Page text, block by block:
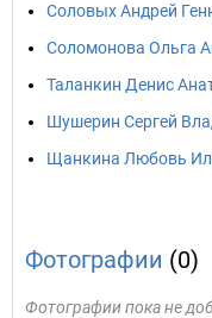
Соловых Андрей
Соломонова Ольга
Таланкин Денис
Шушерин Сергей
Щанкина Любовь
Фотографии (0)
Фотографии пока не